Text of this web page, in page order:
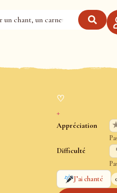
♡
+
Appréciation
Difficulté
J’ai chanté